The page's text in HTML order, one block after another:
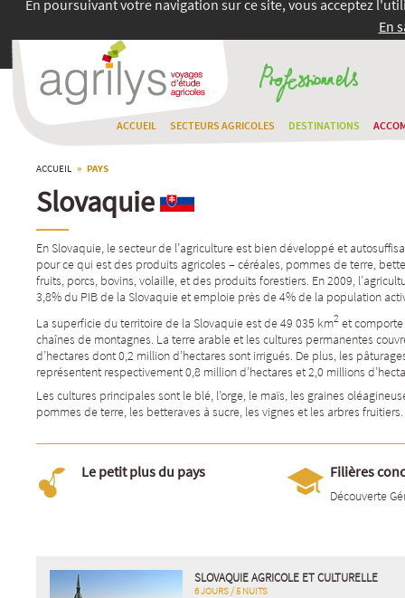
En poursuivant votre navigation sur ce site, vous acceptez
En
ACCUEIL SECTEURS AGRICOLES DESTINATIONS
ACCUEIL » PAYS
Slovaquie
En Slovaquie, le secteur de l’agriculture est bien développé et
pour ce qui est des produits agricoles – céréales, pommes de terre,
fruits, porcs, bovins, volaille, et des produits forestiers. En 2009,
3,8% du PIB de la Slovaquie et emploie près de 4% de la population
La superficie du territoire de la Slovaquie est de 49 035 km2 et
chaînes de montagnes. La terre arable et les cultures permanentes
d’hectares dont 0,2 million d’hectares sont irrigués. De plus, les
représentent respectivement 0,8 million d’hectares et 2,0 millions
Les cultures principales sont le blé, l’orge, le maïs, les graines
pommes de terre, les betteraves à sucre, les vignes et les arbres fruitiers.
Le petit plus du pays Filières
Découverte
SLOVAQUIE AGRICOLE ET CULTURELLE
6 JOURS / 5 NUITS